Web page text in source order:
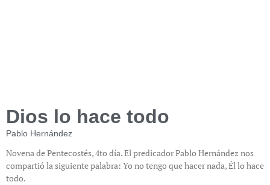
Dios lo hace todo
Pablo Hernández
Novena de Pentecostés, 4to día. El predicador Pablo Hernández nos
compartió la siguiente palabra: Yo no tengo que hacer nada, Él lo hace
todo.